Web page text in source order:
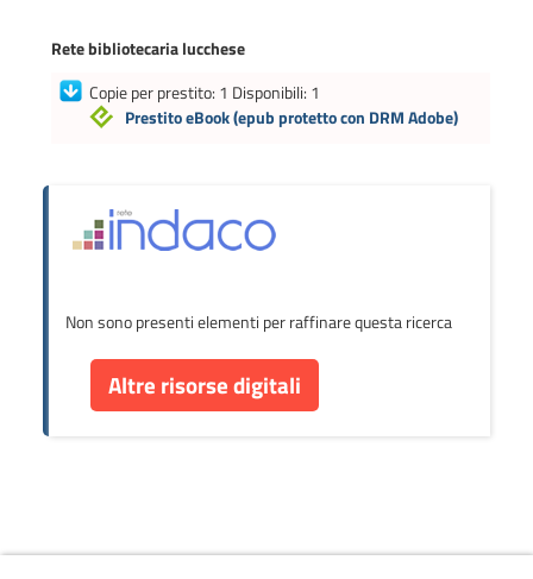
Rete bibliotecaria lucchese
Copie per prestito: 1 Disponibili: 1
Prestito eBook(epub protetto con DRM Adobe)
Non sono presenti elementi per raffinare questa ricerca
Altre risorse digitali